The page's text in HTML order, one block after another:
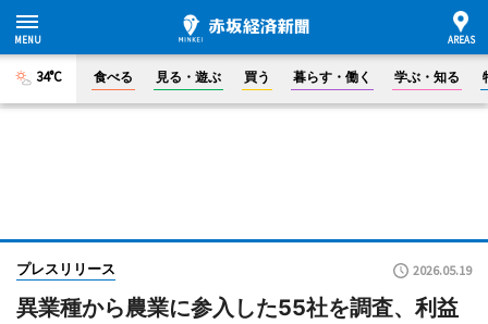
34°C 食べる 見る・遊ぶ 買う 暮らす・働く 学ぶ・知る
プレスリリース 2026.05.19
異業種から農業に参入した55社を調査、利益